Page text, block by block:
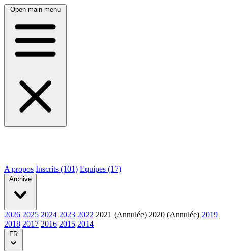
Open main menu
A propos Inscrits (101) Equipes (17)
Archive
2026 2025 2024 2023 2022 2021 (Annulée) 2020 (Annulée) 2019
2018 2017 2016 2015 2014
FR